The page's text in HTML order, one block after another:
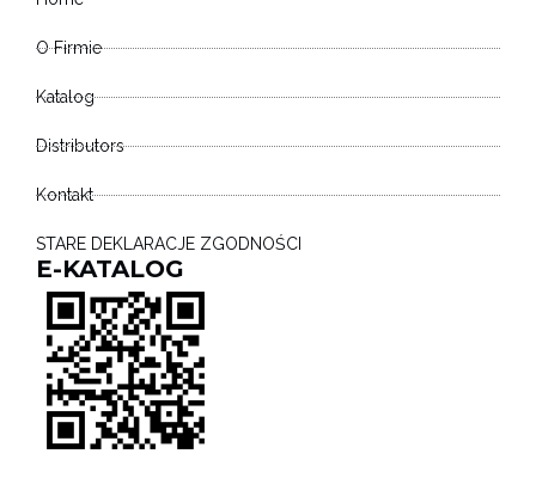
O Firmie
Katalog
Distributors
Kontakt
STARE DEKLARACJE ZGODNOŚCI
E-KATALOG